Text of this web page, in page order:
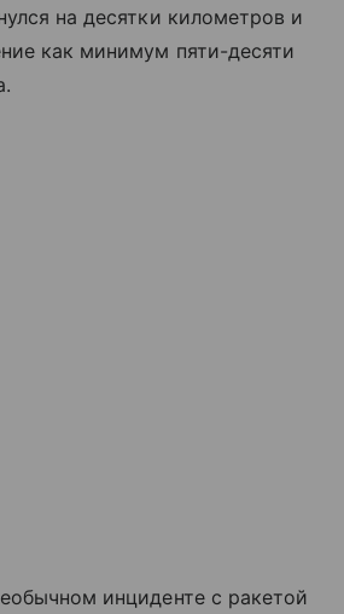
на десятки километров и
как минимум пяти-десяти
инциденте с ракетой